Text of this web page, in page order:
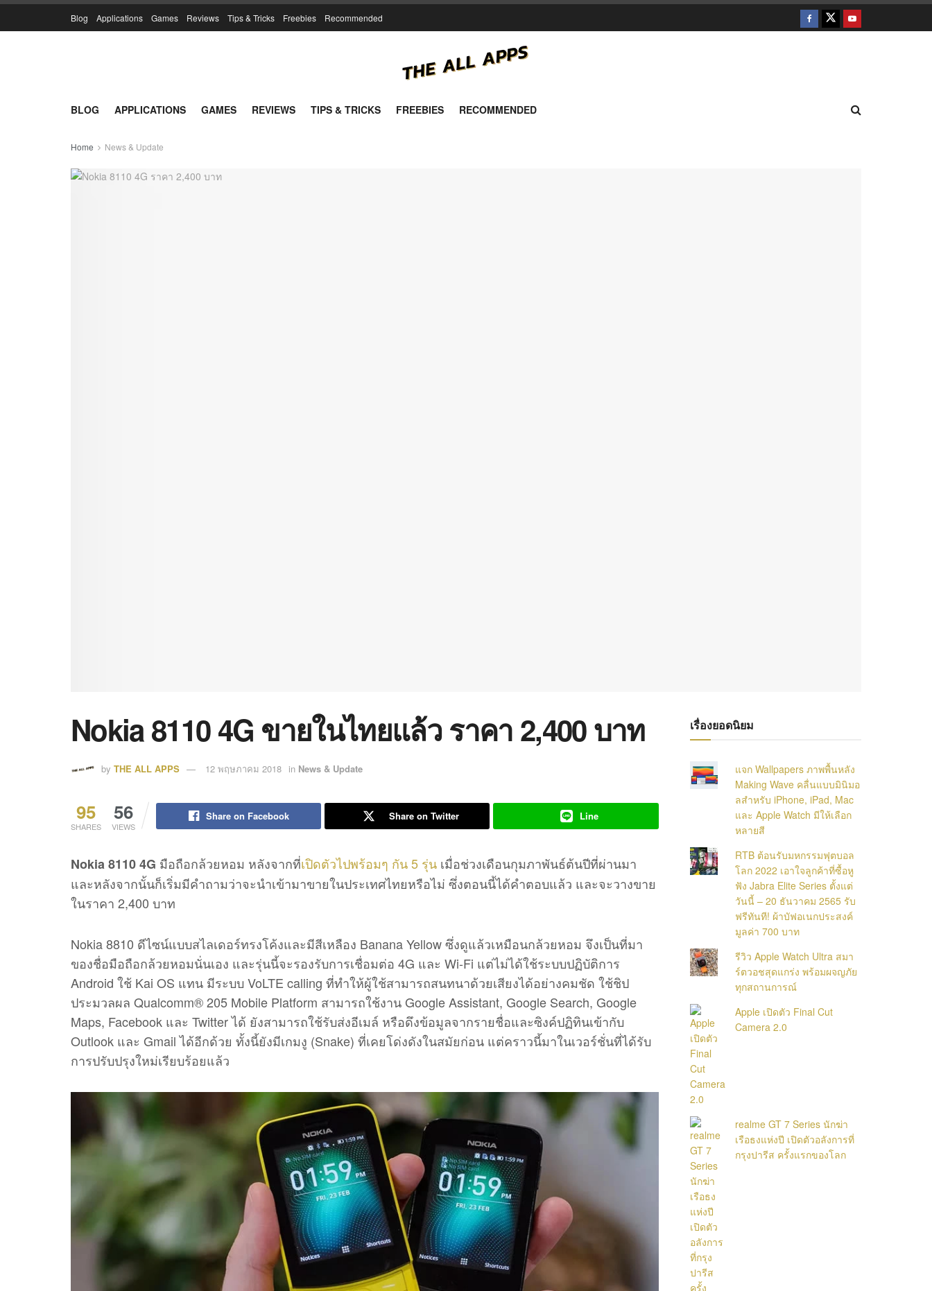
Blog Applications Games Reviews Tips & Tricks Freebies Recommended
BLOG APPLICATIONS GAMES REVIEWS TIPS & TRICKS FREEBIES RECOMMENDED
Home News & Update
Nokia 8110 4G ขายในไทยแล้ว ราคา 2,400 บาท
by THE ALL APPS 12 พฤษภาคม 2018 in News & Update
95
SHARES
56
VIEWS
Share on Facebook Share on Twitter Line
Nokia 8110 4G มือถือกล้วยหอม หลังจากที่เปิดตัวไปพร้อมๆ กัน 5 รุ่น เมื่อช่วงเดือนกุมภาพันธ์ต้นปีที่ผ่านมา
และหลังจากนั้นก็เริ่มมีคำถามว่าจะนำเข้ามาขายในประเทศไทยหรือไม่ ซึ่งตอนนี้ได้คำตอบแล้ว และจะวางขาย
ในราคา 2,400 บาท
Nokia 8810 ดีไซน์แบบสไลเดอร์ทรงโค้งและมีสีเหลือง Banana Yellow ซึ่งดูแล้วเหมือนกล้วยหอม จึงเป็นที่มา
ของชื่อมือถือกล้วยหอมนั่นเอง และรุ่นนี้จะรองรับการเชื่อมต่อ 4G และ Wi-Fi แต่ไม่ได้ใช้ระบบปฏิบัติการ
Android ใช้ Kai OS แทน มีระบบ VoLTE calling ที่ทำให้ผู้ใช้สามารถสนทนาด้วยเสียงได้อย่างคมชัด ใช้ชิป
ประมวลผล Qualcomm® 205 Mobile Platform สามารถใช้งาน Google Assistant, Google Search, Google
Maps, Facebook และ Twitter ได้ ยังสามารถใช้รับส่งอีเมล์ หรือดึงข้อมูลจากรายชื่อและซิงค์ปฏิทินเข้ากับ
Outlook และ Gmail ได้อีกด้วย ทั้งนี้ยังมีเกมงู (Snake) ที่เคยโด่งดังในสมัยก่อน แต่คราวนี้มาในเวอร์ชั่นที่ได้รับ
การปรับปรุงใหม่เรียบร้อยแล้ว
เรื่องยอดนิยม
แจก Wallpapers ภาพพื้นหลัง
Making Wave คลื่นแบบมินิมอ
ลสำหรับ iPhone, iPad, Mac
และ Apple Watch มีให้เลือก
หลายสี
RTB ต้อนรับมหกรรมฟุตบอล
โลก 2022 เอาใจลูกค้าที่ซื้อหู
ฟัง Jabra Elite Series ตั้งแต่
วันนี้ – 20 ธันวาคม 2565 รับ
ฟรีทันที! ผ้าบัฟอเนกประสงค์
มูลค่า 700 บาท
รีวิว Apple Watch Ultra สมา
ร์ตวอชสุดแกร่ง พร้อมผจญภัย
ทุกสถานการณ์
Apple เปิดตัว Final Cut
Camera 2.0
realme GT 7 Series นักฆ่า
เรือธงแห่งปี เปิดตัวอลังการที่
กรุงปารีส ครั้งแรกของโลก